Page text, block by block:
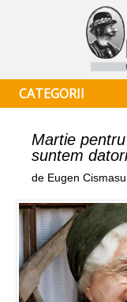
CATEGORII
Martie
suntem
de Eugen